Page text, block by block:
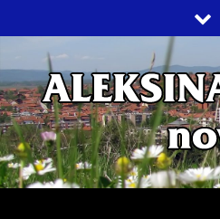
to
content
ДРУШТВО,
СПОРТ,